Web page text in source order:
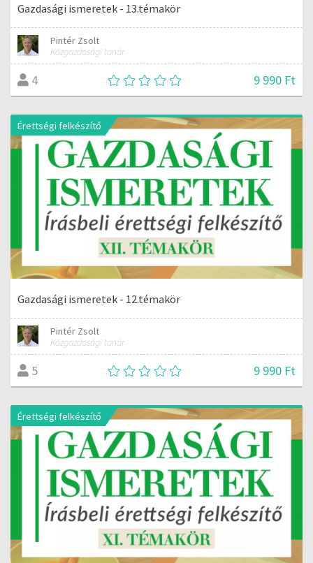
Gazdasági ismeretek - 13.témakör
Pintér Zsolt
Közgazdasági tanár
4 9 990 Ft
Érettségi felkészítő
Gazdasági ismeretek - 12.témakör
Pintér Zsolt
Közgazdasági tanár
5 9 990 Ft
Érettségi felkészítő